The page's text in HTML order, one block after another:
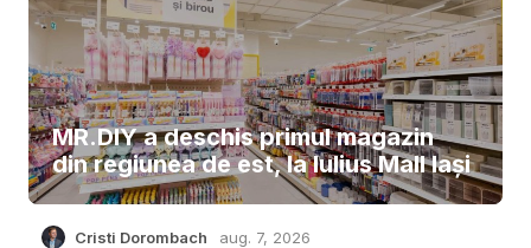
MR.DIY a deschis primul magazin
din regiunea de est, la Iulius Mall Iași
Cristi Dorombach aug. 7, 2026